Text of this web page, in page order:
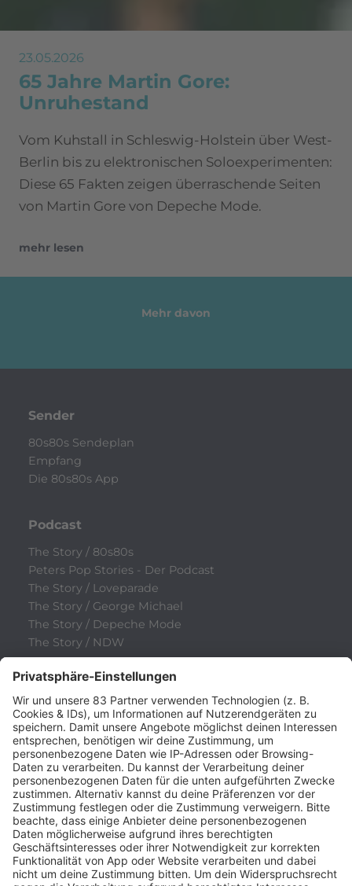
23.05.2026
65 Jahre Martin Gore:
Unruhestand
Vom Kuhstall in Schleswig-Holstein über West-
Berlin bis zu elektronischen Soloexperimenten:
Diese 65 Fakten zeigen überraschende Seiten
von Martin Gore von Depeche Mode.
mehr lesen
Mehr davon
Sender
80s80s Sendeplan
Empfang
Die 80s80s App
Podcast
The Story / 80s80s
Peters Pop Stories - Der Podcast
The Story / Loveparade
The Story / George Michael
The Story / Depeche Mode
The Story / NDW
Radios
80s80s
80s80s ALTERNATIVE
80s80s BOWIE
80s80s BREAKDANCE
80s80s DANCE
80s80s DARK WAVE
80s80s DEPECHE MODE
80s80s DEUTSCH
80s80s DINNERPARTY
80s80s EBM